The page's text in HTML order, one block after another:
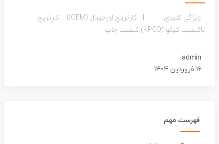
ویژگی کلیدی | کارتریج اورجینال (OEM)| کارتریج
باکیفیت کپکو (KPCO) کیفیت چاپ
admin
فهرست مهم